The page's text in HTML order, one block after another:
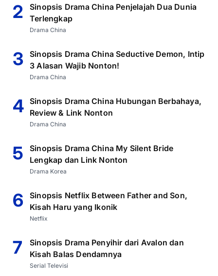
2
Sinopsis Drama China Penjelajah Dua Dunia
Terlengkap
Drama China
3
Sinopsis Drama China Seductive Demon, Intip
3 Alasan Wajib Nonton!
Drama China
4 Sinopsis Drama China Hubungan Berbahaya,
Review & Link Nonton
Drama China
5
Sinopsis Drama China My Silent Bride
Lengkap dan Link Nonton
Drama Korea
6
Sinopsis Netflix Between Father and Son,
Kisah Haru yang Ikonik
Netflix
7
Sinopsis Drama Penyihir dari Avalon dan
Kisah Balas Dendamnya
Serial Televisi